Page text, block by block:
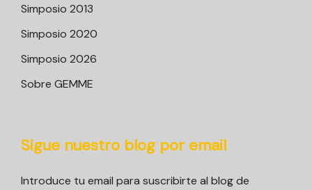
Simposio 2013
Simposio 2020
Simposio 2026
Sobre GEMME
Sigue nuestro blog por email
Introduce tu email para suscribirte al blog de